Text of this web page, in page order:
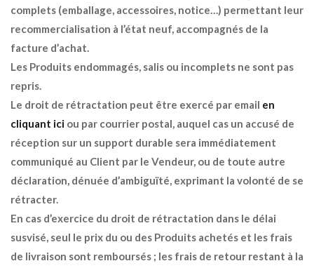
complets (emballage, accessoires, notice…) permettant leur
recommercialisation à l’état neuf, accompagnés de la
facture d’achat.
Les Produits endommagés, salis ou incomplets ne sont pas
repris.
Le droit de rétractation peut être exercé par email en
cliquant ici ou par courrier postal, auquel cas un accusé de
réception sur un support durable sera immédiatement
communiqué au Client par le Vendeur, ou de toute autre
déclaration, dénuée d’ambiguïté, exprimant la volonté de se
rétracter.
En cas d’exercice du droit de rétractation dans le délai
susvisé, seul le prix du ou des Produits achetés et les frais
de livraison sont remboursés ; les frais de retour restant à la